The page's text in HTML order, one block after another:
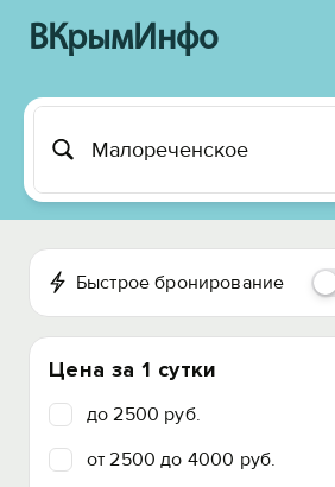
ВКрымИнфо
Быстрое бронирование
Цена за 1 сутки
до 2500 руб.
от 2500 до 4000 руб.